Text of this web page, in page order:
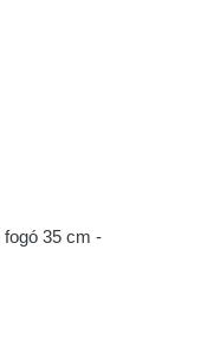
35 cm -